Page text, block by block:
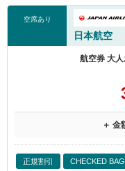
空席あり
日本航空
航空券 大
＋ 金
正規割引 CHECKED